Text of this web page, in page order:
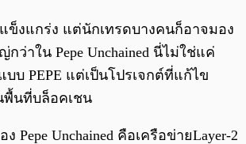
ข็งแกร่ง แต่นักเทรดบางคนก็อาจมอง
ว่าใน Pepe Unchained นี่ไม่ใช่แค่
บ PEPE แต่เป็นโปรเจกต์ที่แก้ไข
นที่บล็อคเชน
Pepe Unchained คือเครือข่ายLayer-2